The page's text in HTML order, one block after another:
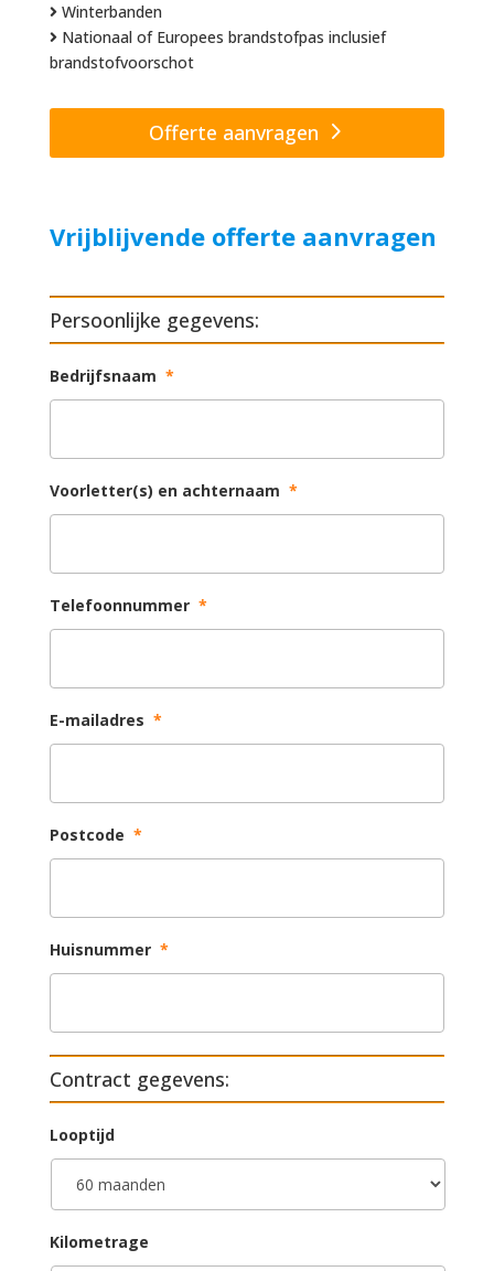
Winterbanden
Nationaal of Europees brandstofpas inclusief
brandstofvoorschot
Offerte aanvragen
Vrijblijvende offerte aanvragen
Persoonlijke gegevens:
Bedrijfsnaam *
Voorletter(s) en achternaam *
Telefoonnummer *
E-mailadres *
Postcode *
Huisnummer *
Contract gegevens:
Looptijd
Kilometrage